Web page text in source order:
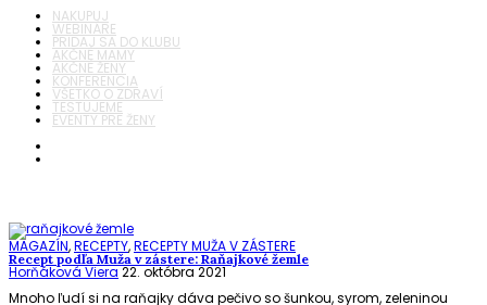
NAKUPUJ
WEBINÁRE
PRIDAJ SA DO KLUBU
AKČNÉ MAMY
AKČNÉ ŽENY
KONFERENCIA
VŠETKO O ZDRAVÍ
TESTUJEME
EVENTY PRE ŽENY
MAGAZÍN,RECEPTY,RECEPTY MUŽA V ZÁSTERE
Recept podľa Muža v zástere: Raňajkové žemle
Horňáková Viera22. októbra 2021
Mnoho ľudí si na raňajky dáva pečivo so šunkou, syrom, zeleninou